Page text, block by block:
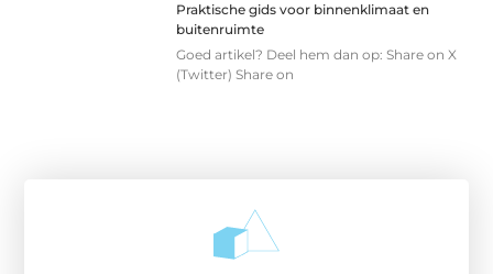
Praktische gids voor binnenklimaat en
buitenruimte
Goed artikel? Deel hem dan op: Share on X
(Twitter) Share on